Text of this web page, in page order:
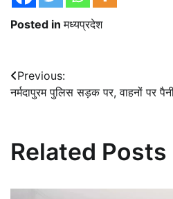
Posted inमध्यप्रदेश
Post
navigation
Previous:
नर्मदापुरम पुलिस सड़क पर, वाहनों पर
Related Posts